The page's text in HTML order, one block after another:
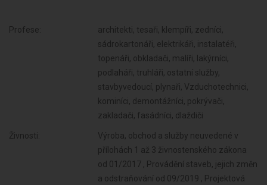
Profese:
architekti, tesaři, klempíři, zedníci,
sádrokartonáři, elektrikáři, instalatéři,
topenáři, obkladači, malíři, lakýrníci,
podlaháři, truhláři, ostatní služby,
stavbyvedoucí, plynaři, Vzduchotechnici,
kominíci, demontážníci, pokrývači,
zakladači, fasádníci, dlaždiči
Živnosti:
Výroba, obchod a služby neuvedené v
přílohách 1 až 3 živnostenského zákona
od 01/2017 , Provádění staveb, jejich změn
a odstraňování od 09/2019 , Projektová